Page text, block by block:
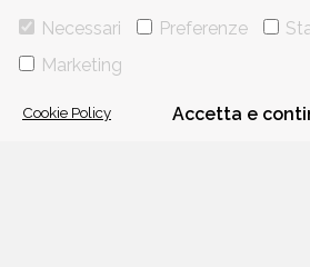
Necessari Preferenze
Marketing
Cookie Policy Accetta e
VIA GHERARDINI 10 -
TELEFONO
P. IVA